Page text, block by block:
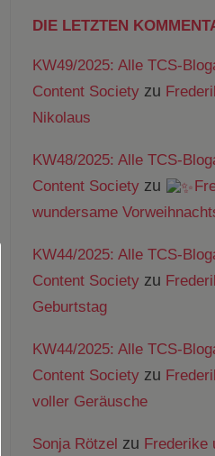
DIE LETZTEN
KW49/2025: Alle TCS-
Content Society zu
Nikolaus
KW48/2025: Alle TCS-
Content Society zu
wundersame
KW44/2025: Alle TCS-
Content Society zu
Geburtstag
KW44/2025: Alle TCS-
Content Society zu
voller Geräusche
Sonja Rötzel zu Frederike